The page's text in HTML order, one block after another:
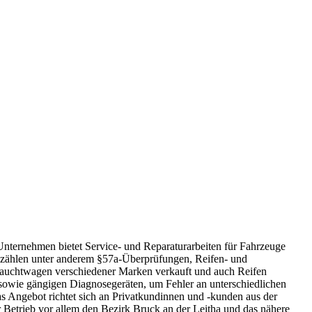
bietet Service- und Reparaturarbeiten für Fahrzeuge
unter anderem §57a-Überprüfungen, Reifen- und
verschiedener Marken verkauft und auch Reifen
gängigen Diagnosegeräten, um Fehler an unterschiedlichen
Angebot richtet sich an Privatkundinnen und -kunden aus der
vor allem den Bezirk Bruck an der Leitha und das nähere